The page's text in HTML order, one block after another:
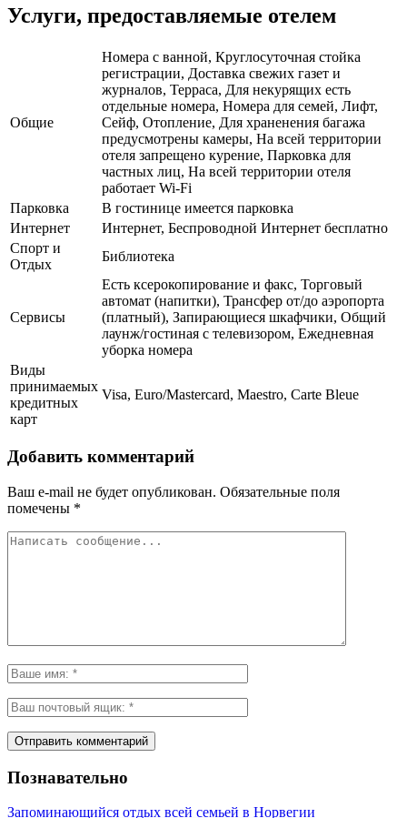
Услуги, предоставляемые отелем
Общие
Номера с ванной, Круглосуточная стойка
регистрации, Доставка свежих газет и
журналов, Терраса, Для некурящих есть
отдельные номера, Номера для семей, Лифт,
Сейф, Отопление, Для храненения багажа
предусмотрены камеры, На всей территории
отеля запрещено курение, Парковка для
частных лиц, На всей территории отеля
работает Wi-Fi
Парковка
В гостинице имеется парковка
Интернет
Интернет, Беспроводной Интернет бесплатно
Спорт и
Отдых
Библиотека
Сервисы
Есть ксерокопирование и факс, Торговый
автомат (напитки), Трансфер от/до аэропорта
(платный), Запирающиеся шкафчики, Общий
лаунж/гостиная с телевизором, Ежедневная
уборка номера
Виды
принимаемых
кредитных
карт
Visa, Euro/Mastercard, Maestro, Carte Bleue
Добавить комментарий
Ваш e-mail не будет опубликован. Обязательные поля
помечены *
Познавательно
Запоминающийся отдых всей семьей в Норвегии